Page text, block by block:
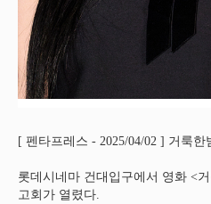
[ 펜타프레스 - 2025/04/02 ] 거룩
롯데시네마 건대입구에서 영화 <
고회가 열렸다.